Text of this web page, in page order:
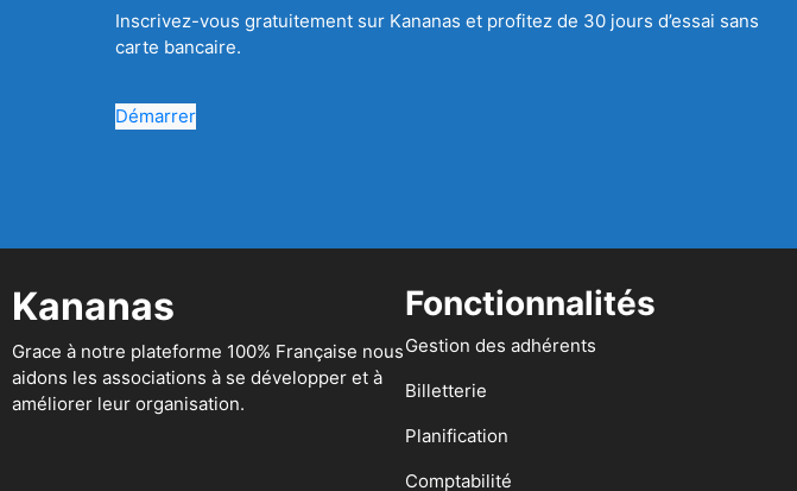
Inscrivez-vous gratuitement sur Kananas et profitez de 30 jours d’essai sans
carte bancaire.
Démarrer
Kananas
Grace à notre plateforme 100% Française nous
aidons les associations à se développer et à
améliorer leur organisation.
Fonctionnalités
Gestion des adhérents
Billetterie
Planification
Comptabilité